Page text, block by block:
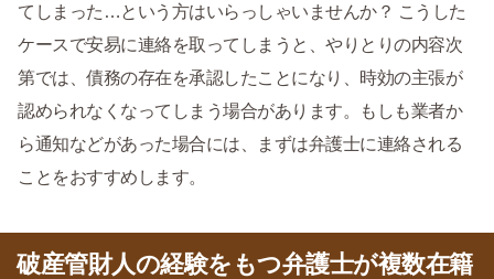
てしまった…という方はいらっしゃいませんか？ こうした
ケースで安易に連絡を取ってしまうと、やりとりの内容次
第では、債務の存在を承認したことになり、時効の主張が
認められなくなってしまう場合があります。もしも業者か
ら通知などがあった場合には、まずは弁護士に連絡される
ことをおすすめします。
破産管財人の経験をもつ弁護士が複数在籍